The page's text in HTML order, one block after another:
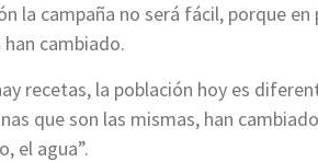
la campaña no será fácil, porque
cambiado.
recetas, la población hoy es
que son las mismas, han
el agua”.